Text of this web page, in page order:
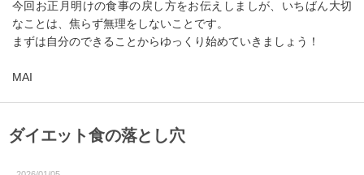
今回お正月明けの食事の戻し方をお伝えしましが、いちばん大切
なことは、焦らず無理をしないことです。
まずは自分のできることからゆっくり始めていきましょう！
MAI
ダイエット食の落とし穴